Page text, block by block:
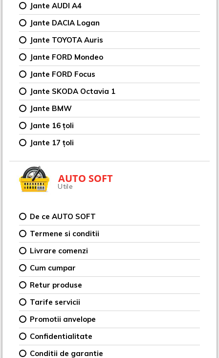
Jante AUDI A4
Jante DACIA Logan
Jante TOYOTA Auris
Jante FORD Mondeo
Jante FORD Focus
Jante SKODA Octavia 1
Jante BMW
Jante 16 țoli
Jante 17 țoli
AUTO SOFT
Utile
De ce AUTO SOFT
Termene si conditii
Livrare comenzi
Cum cumpar
Retur produse
Tarife servicii
Promotii anvelope
Confidentialitate
Conditii de garantie